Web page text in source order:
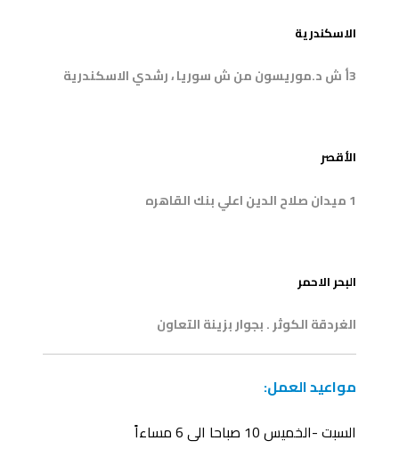
الاسكندرية
3أ ش د.موريسون من ش سوريا ، رشدي الاسكندرية
الأقصر
1 ميدان صلاح الدين اعلي بنك القاهره
البحر الاحمر
الغردقة الكوثر . بجوار بزينة التعاون
مواعيد العمل:
السبت -الخميس 10 صباحا الى 6 مساءاً